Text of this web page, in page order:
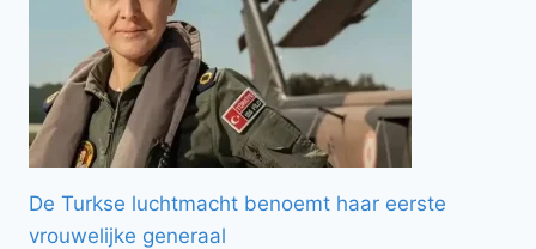
De Turkse luchtmacht benoemt haar eerste
vrouwelijke generaal